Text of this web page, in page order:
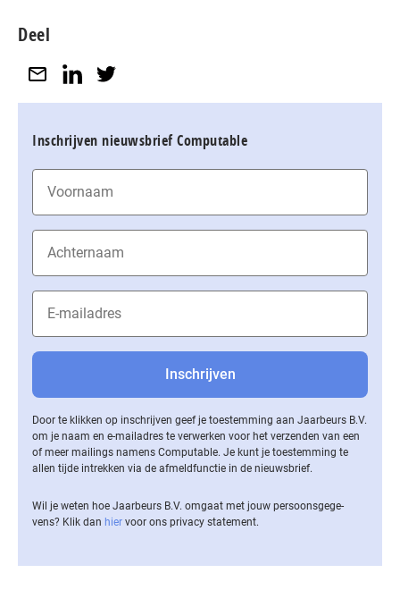
Deel
Inschrijven nieuwsbrief Computable
Door te klikken op inschrijven geef je toestemming aan Jaarbeurs B.V.
om je naam en e-mailadres te verwerken voor het verzenden van een
of meer mailings namens Computable. Je kunt je toestemming te
allen tijde intrekken via de af­meld­func­tie in de nieuwsbrief.
Wil je weten hoe Jaarbeurs B.V. omgaat met jouw per­soons­ge­ge­
vens? Klik dan hier voor ons privacy statement.